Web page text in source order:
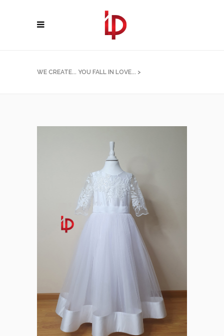
WE CREATE... YOU FALL IN LOVE... >